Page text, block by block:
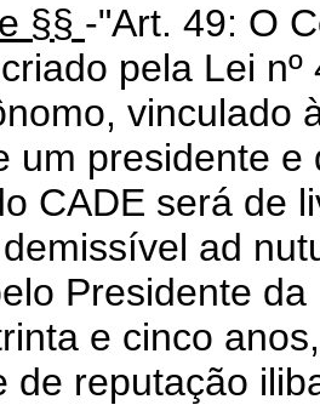
§§ -"Art. 49: O
pela Lei
vinculado
um presidente
CADE será de
ad
Presidente
e cinco
de reputação